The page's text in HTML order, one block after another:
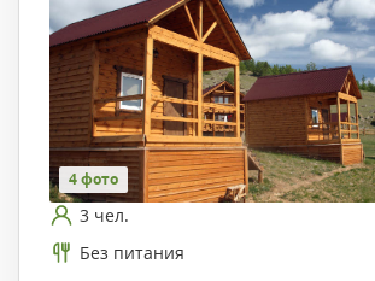
4 фото
3 чел.
Без питания